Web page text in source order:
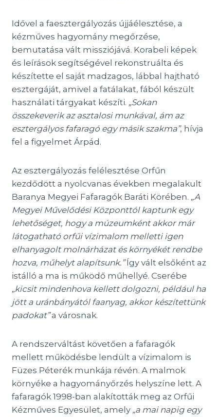
Idővel a faesztergályozás újjáélesztése, a
kézműves hagyomány megőrzése,
bemutatása vált missziójává. Korabeli képek
és leírások segítségével rekonstruálta és
készítette el saját madzagos, lábbal hajtható
esztergáját, amivel a fatálakat, fából készült
használati tárgyakat készíti. „Sokan
összekeverik az asztalosi munkával, ám az
esztergályos fafaragó egy másik szakma”, hívja
fel a figyelmet Árpád.
Az esztergályozás felélesztése Orfűn
kezdődött a nyolcvanas években megalakult
Baranya Megyei Fafaragók Baráti Körében. „A
Megyei Művelődési Központtól kaptunk egy
lehetőséget, hogy a múzeumként akkor már
látogatható orfűi vízimalom melletti igen
elhanyagolt molnárházat és környékét rendbe
hozva, műhelyt alapítsunk.”Így vált elsőként az
istálló a ma is működő műhellyé. Cserébe
„kicsit mindenhova kellett dolgozni, például ha
jött a uránbányától faanyag, akkor készítettünk
padokat”a városnak.
A rendszerváltást követően a fafaragók
mellett működésbe lendült a vízimalom is
Füzes Péterék munkája révén. A malmok
környéke a hagyományőrzés helyszíne lett. A
fafaragók 1998-ban alakították meg az Orfűi
Kézműves Egyesület, amely „a mai napig egy